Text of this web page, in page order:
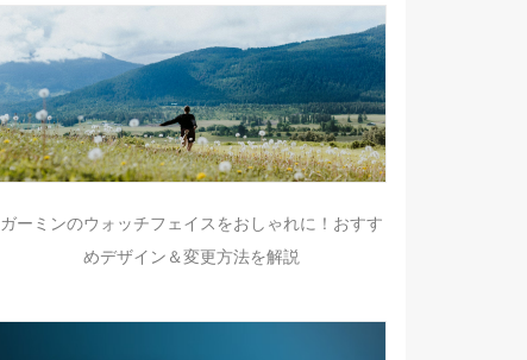
ガーミンのウォッチフェイスをおしゃれに！おすす
めデザイン＆変更方法を解説